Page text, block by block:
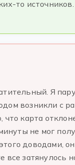
то
Я
возникли с
карта
не мог
доводами,
все затянулось